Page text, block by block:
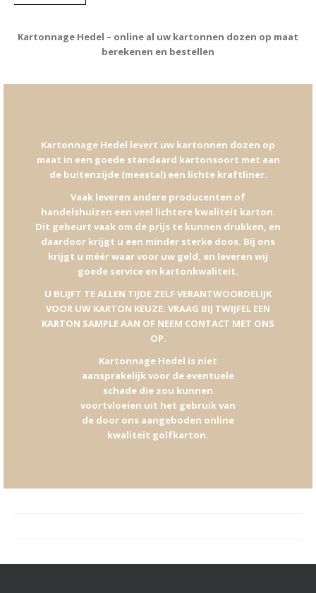
Kartonnage Hedel – online al uw kartonnen dozen op maat
berekenen en bestellen
Kartonnage Hedel levert uw kartonnen dozen op
maat in een goede standaard kartonsoort met aan
de buitenzijde (meestal) een lichte kraftliner.
Vaak leveren andere producenten of
handelshuizen een veel lichtere kwaliteit karton.
Dit gebeurt vaak om de prijs te kunnen drukken, en
daardoor krijgt u een minder sterke doos. Bij ons
krijgt u méér waar voor uw geld, en leveren wij
goede service en kartonkwaliteit.
U BLIJFT TE ALLEN TIJDE ZELF VERANTWOORDELIJK
VOOR UW KARTON KEUZE. VRAAG BIJ TWIJFEL EEN
KARTON SAMPLE AAN OF NEEM CONTACT MET ONS
OP.
Kartonnage Hedel is niet
aansprakelijk voor de eventuele
schade die zou kunnen
voortvloeien uit het gebruik van
de door ons aangeboden online
kwaliteit golfkarton.